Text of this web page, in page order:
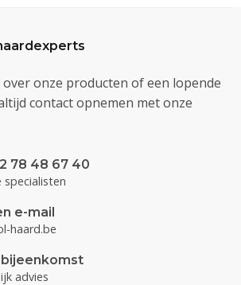
onze producten of een lopende
contact opnemen met onze
78 48 67 40
e-mail
haard.be
advies